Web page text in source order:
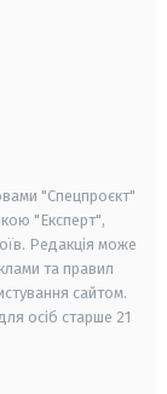
"Спецпроєкт"
"Експерт",
Редакція може
та правил
сайтом.
осіб старше 21